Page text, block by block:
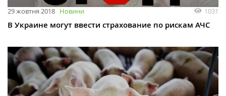
29 жовтня 2018 Новини 1031
В Украине могут ввести страхование по рискам АЧС